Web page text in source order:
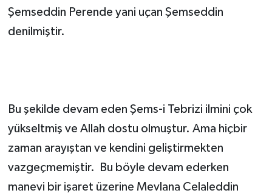
Şemseddin Perende yani uçan Şemseddin
denilmiştir.
Bu şekilde devam eden Şems-i Tebrizi ilmini çok
yükseltmiş ve Allah dostu olmuştur. Ama hiçbir
zaman arayıştan ve kendini geliştirmekten
vazgeçmemiştir. Bu böyle devam ederken
manevi bir işaret üzerine Mevlana Celaleddin